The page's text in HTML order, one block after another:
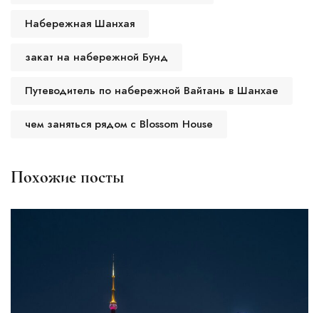
Набережная Шанхая
закат на набережной Бунд
Путеводитель по набережной Вайтань в Шанхае
чем заняться рядом с Blossom House
Похожие посты